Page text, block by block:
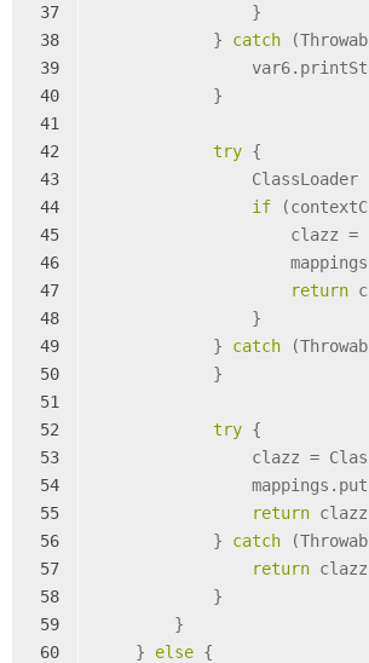
37
38
39
40
41
42
43
44
45
46
47
48
49
50
51
52
53
54
55
56
57
58
59
60
                }
            }
catch
            }
try {
ClassLoader
if
clazz =
return
                }
            }
catch
            }
try {
clazz =
return
            }
catch
return
            }
        }
    }
else {